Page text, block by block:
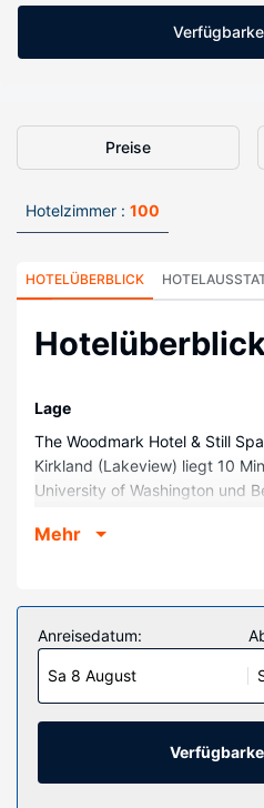
Preise
Hotelzimmer : 100
HOTELÜBERBLICK
Lage
The Woodmark Hotel & Still
Kirkland (Lakeview) liegt 10
University of Washington und
15,2 km von Space Needle
Buche einen Aufenthalt in
Flachbildfernseher. Dein
Daunenbettdecken und
Baumwolle. Fernseher mit
Langeweile aufkommen. Es
Duschwannen, die über
Toilettenartikel verfügen.
Ausstattung der Anlage
Mehr
Anreisedatum:
Sa 8 August